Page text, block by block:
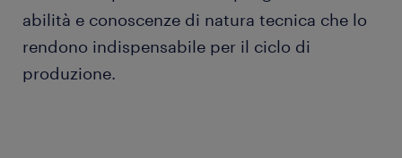
abilità e conoscenze di natura tecnica che lo
rendono indispensabile per il ciclo di
produzione.